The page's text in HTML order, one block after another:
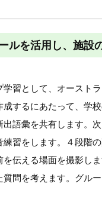
ルを活用し、施設
習として、オースト
するにあたって、学
語彙を共有します。
習をします。４段階
伝える場面を撮影し
質問を考えます。グル